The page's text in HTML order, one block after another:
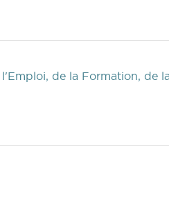
de la Formation, de